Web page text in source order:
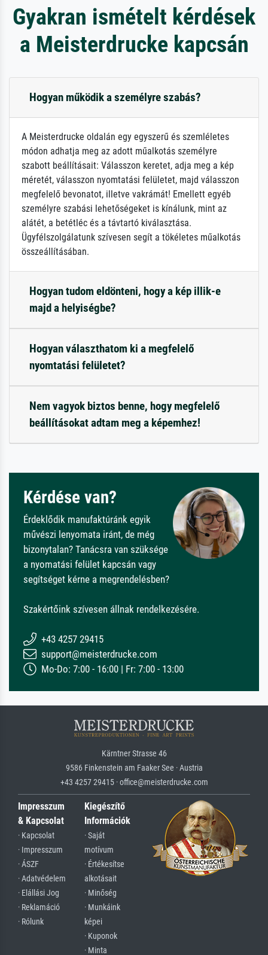
Gyakran ismételt kérdések
a Meisterdrucke kapcsán
Hogyan működik a személyre szabás?
A Meisterdrucke oldalán egy egyszerű és szemléletes
módon adhatja meg az adott műalkotás személyre
szabott beállításait: Válasszon keretet, adja meg a kép
méretét, válasszon nyomtatási felületet, majd válasszon
megfelelő bevonatot, illetve vakrámát! Emellett egyéb
személyre szabási lehetőségeket is kínálunk, mint az
alátét, a betétléc és a távtartó kiválasztása.
Ügyfélszolgálatunk szívesen segít a tökéletes műalkotás
összeállításában.
Hogyan tudom eldönteni, hogy a kép illik-e
majd a helyiségbe?
Hogyan választhatom ki a megfelelő
nyomtatási felületet?
Nem vagyok biztos benne, hogy megfelelő
beállításokat adtam meg a képemhez!
Kérdése van?
Érdeklődik manufaktúránk egyik
művészi lenyomata iránt, de még
bizonytalan? Tanácsra van szüksége
a nyomatási felület kapcsán vagy
segítséget kérne a megrendelésben?
Szakértőink szívesen állnak rendelkezésére.
+43 4257 29415
support@meisterdrucke.com
Mo-Do: 7:00 - 16:00 | Fr: 7:00 - 13:00
Kärntner Strasse 46
9586 Finkenstein am Faaker See · Austria
+43 4257 29415 · office@meisterdrucke.com
Impresszum
& Kapcsolat
· Kapcsolat
· Impresszum
· ÁSZF
· Adatvédelem
· Elállási Jog
· Reklamáció
· Rólunk
Kiegészítő
Információk
· Saját
motívum
· Értékesítse
alkotásait
· Minőség
· Munkáink
képei
· Kuponok
· Minta